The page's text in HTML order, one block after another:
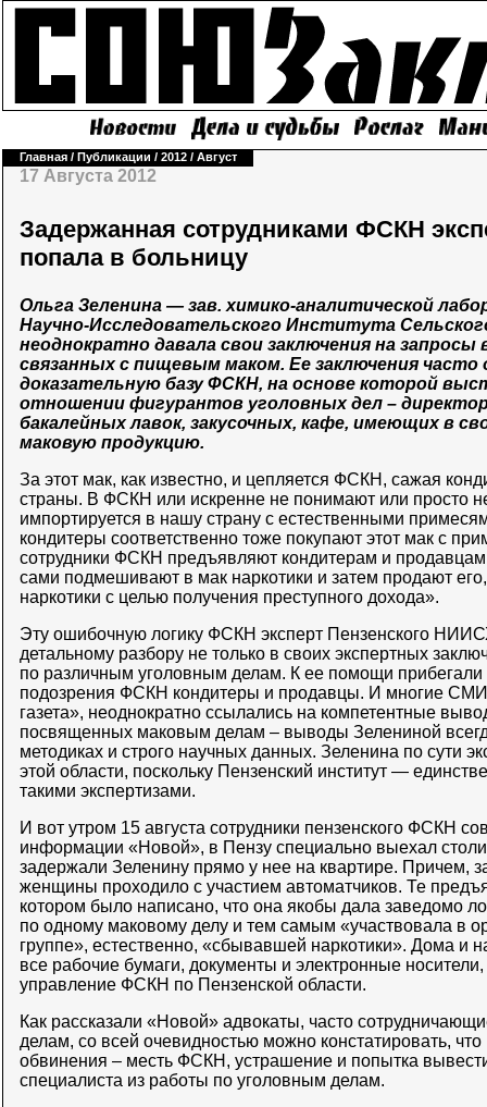
Главная / Публикации / 2012 / Август
17 Августа 2012
Задержанная сотрудниками ФСКН
попала в больницу
Ольга Зеленина — зав. химико-аналитической
Научно-Исследовательского Института
неоднократно давала свои заключения на запросы
связанных с пищевым маком. Ее заключения часто
доказательную базу ФСКН, на основе которой
отношении фигурантов уголовных дел –
бакалейных лавок, закусочных, кафе, имеющих в
маковую продукцию.
За этот мак, как известно, и цепляется ФСКН, сажая
страны. В ФСКН или искренне не понимают или просто
импортируется в нашу страну с естественными
кондитеры соответственно тоже покупают этот мак с
сотрудники ФСКН предъявляют кондитерам и продавцам
сами подмешивают в мак наркотики и затем продают
наркотики с целью получения преступного дохода».
Эту ошибочную логику ФСКН эксперт Пензенского
детальному разбору не только в своих экспертных
по различным уголовным делам. К ее помощи
подозрения ФСКН кондитеры и продавцы. И многие
газета», неоднократно ссылались на компетентные
посвященных маковым делам – выводы Зелениной
методиках и строго научных данных. Зеленина по сути
этой области, поскольку Пензенский институт —
такими экспертизами.
И вот утром 15 августа сотрудники пензенского ФСКН
информации «Новой», в Пензу специально выехал
задержали Зеленину прямо у нее на квартире. Причем,
женщины проходило с участием автоматчиков. Те
котором было написано, что она якобы дала заведомо
по одному маковому делу и тем самым «участвовала в
группе», естественно, «сбывавшей наркотики». Дома и
все рабочие бумаги, документы и электронные носители,
управление ФСКН по Пензенской области.
Как рассказали «Новой» адвокаты, часто
делам, со всей очевидностью можно констатировать,
обвинения – месть ФСКН, устрашение и попытка
специалиста из работы по уголовным делам.